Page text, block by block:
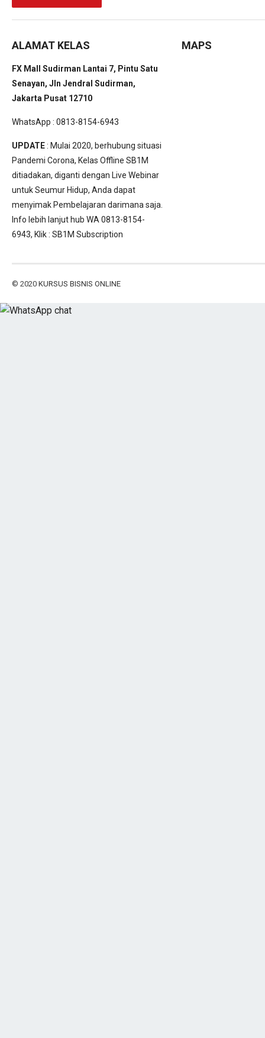
ALAMAT KELAS
FX Mall Sudirman Lantai 7, Pintu Satu
Senayan, Jln Jendral Sudirman,
Jakarta Pusat 12710
WhatsApp : 0813-8154-6943
UPDATE: Mulai 2020, berhubung situasi
Pandemi Corona, Kelas Offline SB1M
ditiadakan, diganti dengan Live Webinar
untuk Seumur Hidup, Anda dapat
menyimak Pembelajaran darimana saja.
Info lebih lanjut hub WA 0813-8154-
6943, Klik : SB1M Subscription
MAPS
© 2020 KURSUS BISNIS ONLINE